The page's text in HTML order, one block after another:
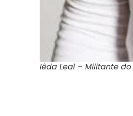
Iêda Leal – Militante do